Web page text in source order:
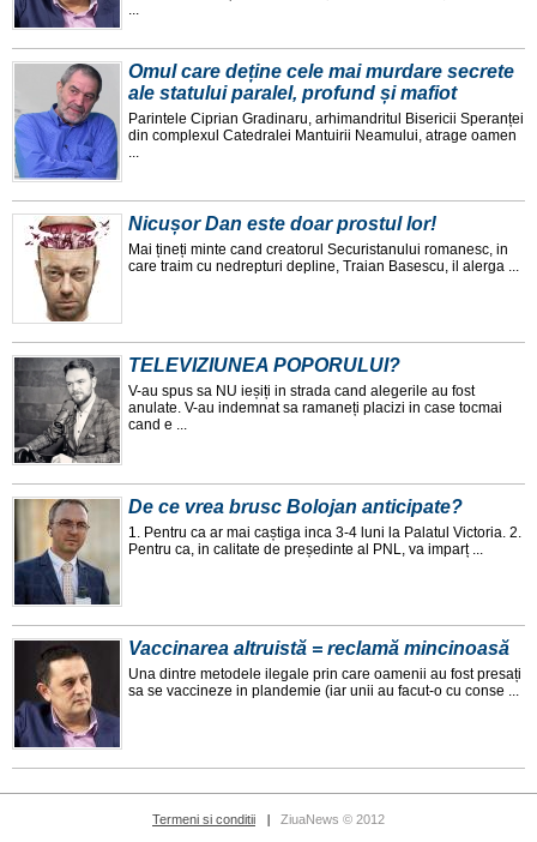
...
Omul care deține cele mai murdare secrete
ale statului paralel, profund și mafiot
Parintele Ciprian Gradinaru, arhimandritul Bisericii Speranței
din complexul Catedralei Mantuirii Neamului, atrage oamen
...
Nicușor Dan este doar prostul lor!
Mai țineți minte cand creatorul Securistanului romanesc, in
care traim cu nedrepturi depline, Traian Basescu, il alerga ...
TELEVIZIUNEA POPORULUI?
V-au spus sa NU ieșiți in strada cand alegerile au fost
anulate. V-au indemnat sa ramaneți placizi in case tocmai
cand e ...
De ce vrea brusc Bolojan anticipate?
1. Pentru ca ar mai caștiga inca 3-4 luni la Palatul Victoria. 2.
Pentru ca, in calitate de președinte al PNL, va imparț ...
Vaccinarea altruistă = reclamă mincinoasă
Una dintre metodele ilegale prin care oamenii au fost presați
sa se vaccineze in plandemie (iar unii au facut-o cu conse ...
Termeni si conditii ZiuaNews © 2012